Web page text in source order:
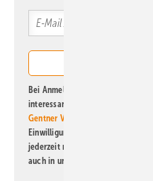
Bei Anmeldung zu diesem
interessante Verlags- und Online-
Gentner Verlag GmbH & Co. KG
Einwilligung kann ich jederzeit
jederzeit möglich. Informationen
auch in unserer